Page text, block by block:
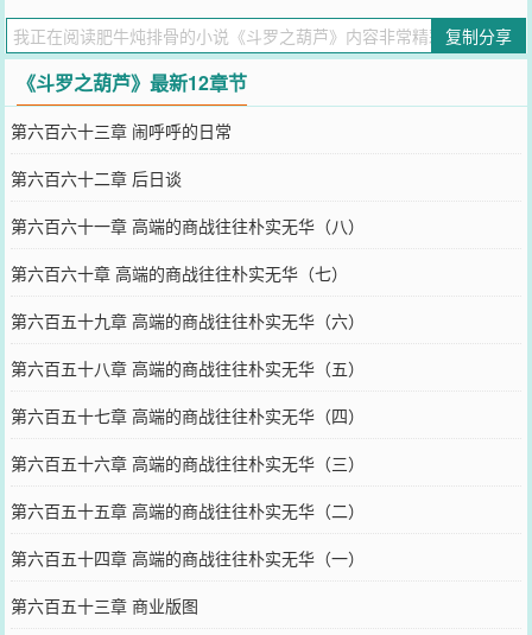
信里的朋友推荐哦！
复制分享
《斗罗之葫芦》最新12章节
第六百六十三章 闹呼呼的日常
第六百六十二章 后日谈
第六百六十一章 高端的商战往往朴实无华（八）
第六百六十章 高端的商战往往朴实无华（七）
第六百五十九章 高端的商战往往朴实无华（六）
第六百五十八章 高端的商战往往朴实无华（五）
第六百五十七章 高端的商战往往朴实无华（四）
第六百五十六章 高端的商战往往朴实无华（三）
第六百五十五章 高端的商战往往朴实无华（二）
第六百五十四章 高端的商战往往朴实无华（一）
第六百五十三章 商业版图